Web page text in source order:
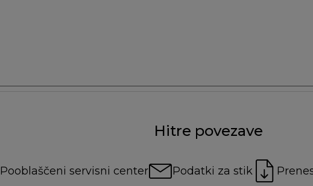
Hitre povezave
Pooblaščeni servisni center Podatki za stik